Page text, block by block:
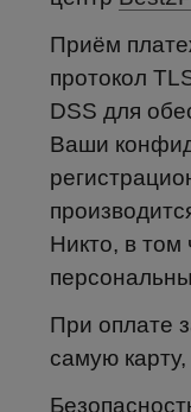
Приём
протокол
DSS для
Ваши
Никто, в том
При оплате
самую